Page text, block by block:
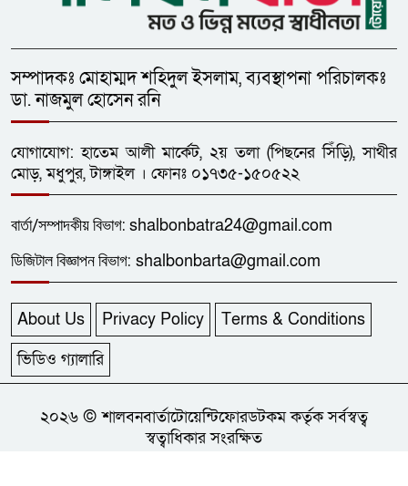
খসড়া চূড়ান্তে আরও এক দফা
বৈঠকের সিদ্ধান্ত
মধুপুরকে শান্তি, শৃঙ্খলা ও উন্নয়নের
সহযোগিতা চাইলেন সাইফুল ইসলাম
১২
ধনবাড়ীতে এইচএসসি পরীক্ষার্থীর
মৃত্যুর ঘটনায় প্রেমিকের শাস্তির
দাবিতে মানববন্ধন
১৩
জেলা প্রশাসক গোল্ডকাপ ফুটবল
টুর্নামেন্টে ধনবাড়ী-গোপালপুরের লড়াই
গোলশূন্য
১৪
ফাঁসিতে ঝুলে আত্মহত্যা
১৫
ছাত্রদলের নেতা আল-আমিনের
সম্পাদকঃ মোহাম্মদ শহিদুল ইসলাম, ব্যবস্থাপনা পরিচালকঃ
ডা. নাজমুল হোসেন রনি
যোগাযোগ: হাতেম আলী মার্কেট, ২য় তলা (পিছনের সিঁড়ি), সাথীর
মোড়, মধুপুর, টাঙ্গাইল । ফোনঃ ০১৭৩৫-১৫০৫২২
বার্তা/সম্পাদকীয়বিভাগ: shalbonbatra24@gmail.com
ডিজিটাল বিজ্ঞাপন বিভাগ: shalbonbarta@gmail.com
About Us Privacy Policy
Terms & Conditions
ভিডিও গ্যালারি
২০২৬ © শালবনবার্তাটোয়েন্টিফোরডটকম কর্তৃক সর্বস্বত্ব
স্বত্বাধিকার সংরক্ষিত